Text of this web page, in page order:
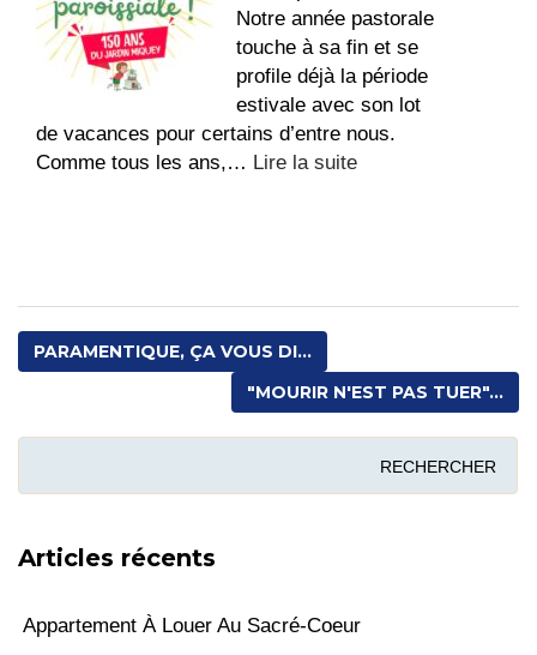
France
–
Fin
de
Notre année pastorale
touche à sa fin et se
profile déjà la période
estivale avec son lot
de vacances pour certains d’entre nous.
Comme tous les ans,… Lire la suite:
Miquey
PARAMENTIQUE, ÇA VOUS DI...
"MOURIR N'EST PAS TUER"...
Articles récents
Appartement À Louer Au Sacré-Coeur